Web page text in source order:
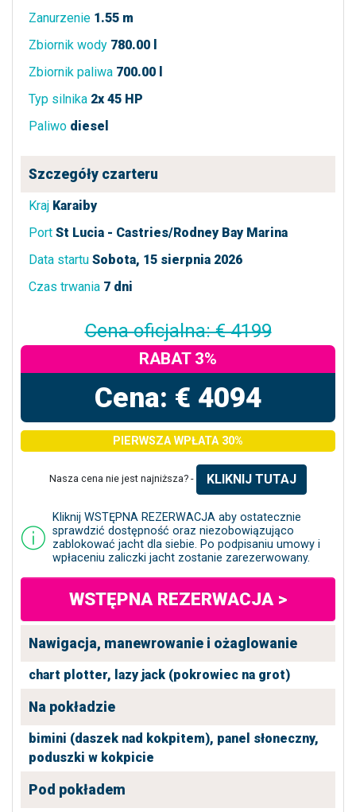
Zanurzenie 1.55 m
Zbiornik wody 780.00 l
Zbiornik paliwa 700.00 l
Typ silnika 2x 45 HP
Paliwo diesel
Szczegóły czarteru
Kraj Karaiby
Port St Lucia - Castries/Rodney Bay Marina
Data startu Sobota, 15 sierpnia 2026
Czas trwania 7 dni
Cena oficjalna: € 4199
RABAT 3%
Cena: € 4094
PIERWSZA WPŁATA 30%
Nasza cena nie jest najniższa? - KLIKNIJ TUTAJ
Kliknij WSTĘPNA REZERWACJA aby ostatecznie
sprawdzić dostępność oraz niezobowiązująco
zablokować jacht dla siebie. Po podpisaniu umowy i
wpłaceniu zaliczki jacht zostanie zarezerwowany.
WSTĘPNA REZERWACJA >
Nawigacja, manewrowanie i ożaglowanie
chart plotter, lazy jack (pokrowiec na grot)
Na pokładzie
bimini (daszek nad kokpitem), panel słoneczny,
poduszki w kokpicie
Pod pokładem